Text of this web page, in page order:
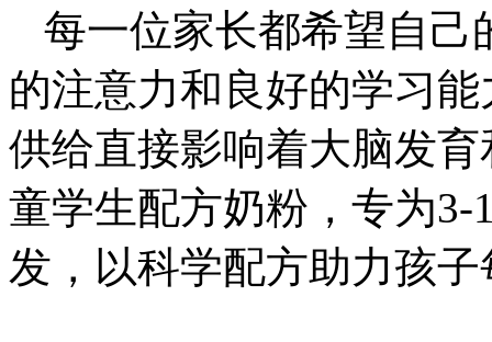
每一位家长都希望自己
的注意力和良好的学习
供给直接影响着大脑发
童学生配方奶粉，专为
发，以科学配方助力孩